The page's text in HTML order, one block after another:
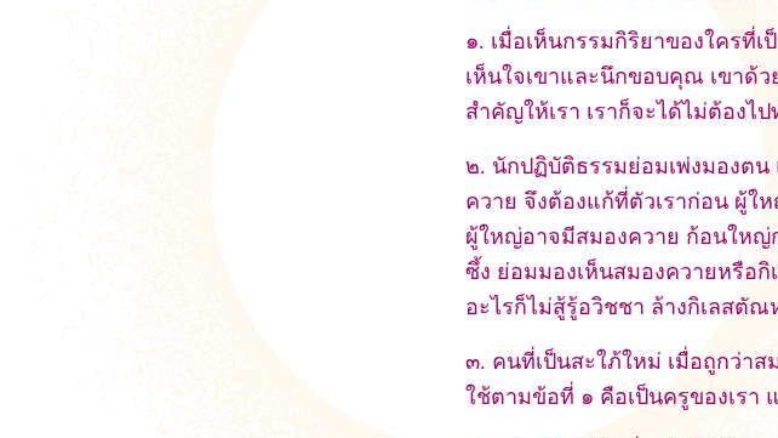
๑. เมื่อเห็นกรรมกิริยาของใครที่
เห็นใจเขาและนึกขอบคุณ เขาด้
สำคัญให้เรา เราก็จะได้ไม่ต้องไ
๒. นักปฏิบัติธรรมย่อมเพ่งมองต
ควาย จึงต้องแก้ที่ตัวเราก่อน ผู้ใ
ผู้ใหญ่อาจมีสมองควาย ก้อนใหญ่
ซึ้ง ย่อมมองเห็นสมองควายหรือ
อะไรก็ไม่สู้รู้อวิชชา ล้างกิเลสตั
๓. คนที่เป็นสะใภ้ใหม่ เมื่อถูกว่าส
ใช้ตามข้อที่ ๑ คือเป็นครูของเรา